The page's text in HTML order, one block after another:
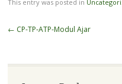
This entry was posted in
Post
← CP-TP-ATP-Modul Ajar